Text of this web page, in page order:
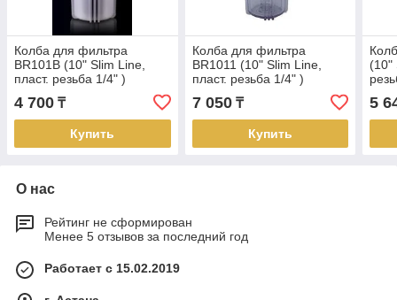
Колба для фильтра
BR101B (10" Slim Line,
пласт. резьба 1/4" )
4 700 ₸
Купить
Колба для фильтра
BR1011 (10" Slim Line,
пласт. резьба 1/4" )
7 050₸
Купить
(10"
5
О нас
Рейтинг не сформирован
Менее 5 отзывов за последний год
Работает с 15.02.2019